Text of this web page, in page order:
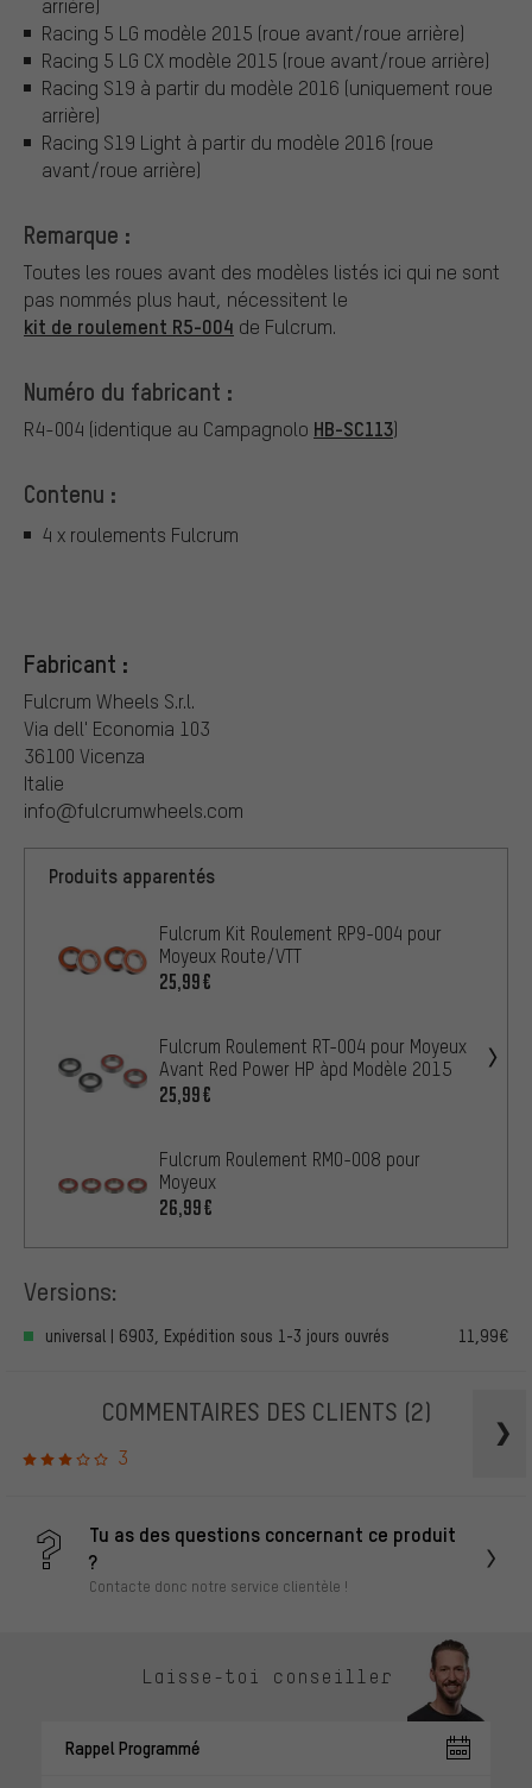
arrière)
Racing 5 LG modèle 2015 (roue avant/roue arrière)
Racing 5 LG CX modèle 2015 (roue avant/roue arrière)
Racing S19 à partir du modèle 2016 (uniquement roue
arrière)
Racing S19 Light à partir du modèle 2016 (roue
avant/roue arrière)
Remarque :
Toutes les roues avant des modèles listés ici qui ne sont
pas nommés plus haut, nécessitent le
kit de roulement R5-004 de Fulcrum.
Numéro du fabricant :
R4-004 (identique au Campagnolo HB-SC113)
Contenu :
4 x roulements Fulcrum
Fabricant :
Fulcrum Wheels S.r.l.
Via dell' Economia 103
36100 Vicenza
Italie
info@fulcrumwheels.com
Produits apparentés
Fulcrum Kit Roulement RP9-004 pour
Moyeux Route/VTT
25,99€
Fulcrum Roulement RT-004 pour Moyeux
Avant Red Power HP àpd Modèle 2015
25,99€
Fulcrum Roulement RM0-008 pour
Moyeux
26,99€
Versions:
universal | 6903, Expédition sous 1-3 jours ouvrés 11,99€
COMMENTAIRES DES CLIENTS (2)
3
Tu as des questions concernant ce produit
?
Contacte donc notre service clientèle !
Laisse-toi conseiller
Rappel Programmé